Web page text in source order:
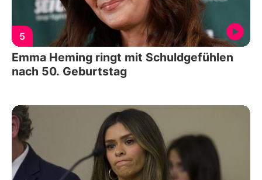
5
Emma Heming ringt mit Schuldgefühlen
nach 50. Geburtstag